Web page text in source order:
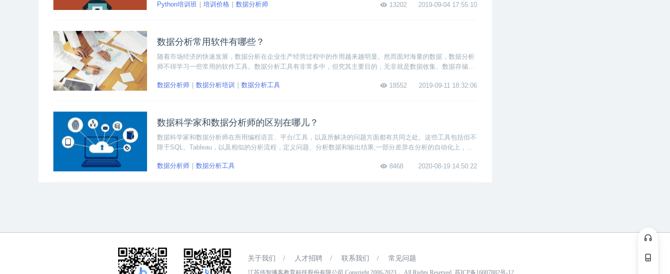
13202
2019-09-04 17:55:10
Python培训班 培训价格 数据分析师
数据分析常用软件有哪些？
随着市场经济的快速发展，数据分析在企业生产经营过程中的作用越来越明显。然而面对海量的数据，数据分析
师不得学习一些常用的软件工具。数据分析工具有非常多中，但究其主要目的，无非就是数据收集、数据存储、
R、Python、MySQL等，
18552 2019-09-11 18:32:06
数据分析师 数据分析培训 数据分析工具
数据科学家和数据分析师的区别在哪儿？
数据科学家和数据分析师在所用编程语言、平台/工具，以及所解决的问题方面都有共同之处。这些工具包括但不
限于SQL、Tableau，以及相似的分析流程，定义问题、分析数据和输出结果;一部分差异在分析的自动化上，数
据,在某些情况下会使用Tableau和SQL等工具去做预测。
8468 2020-08-19 14:50:22
数据分析师 数据分析工具
关于我们 / 人才招聘 / 联系我们 / 常见问题
江苏传智播客教育科技股份有限公司 Copyright 2006-2023， All Rights Reserved 苏ICP备16007882号-12